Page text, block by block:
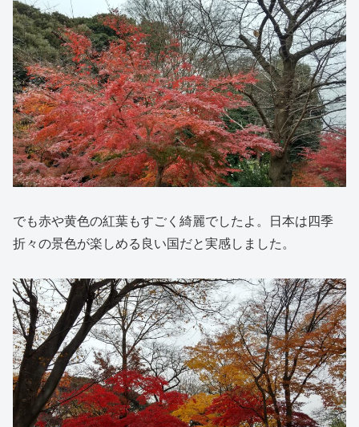
でも赤や黄色の紅葉もすごく綺麗でしたよ。日本は四季
折々の景色が楽しめる良い国だと実感しました。